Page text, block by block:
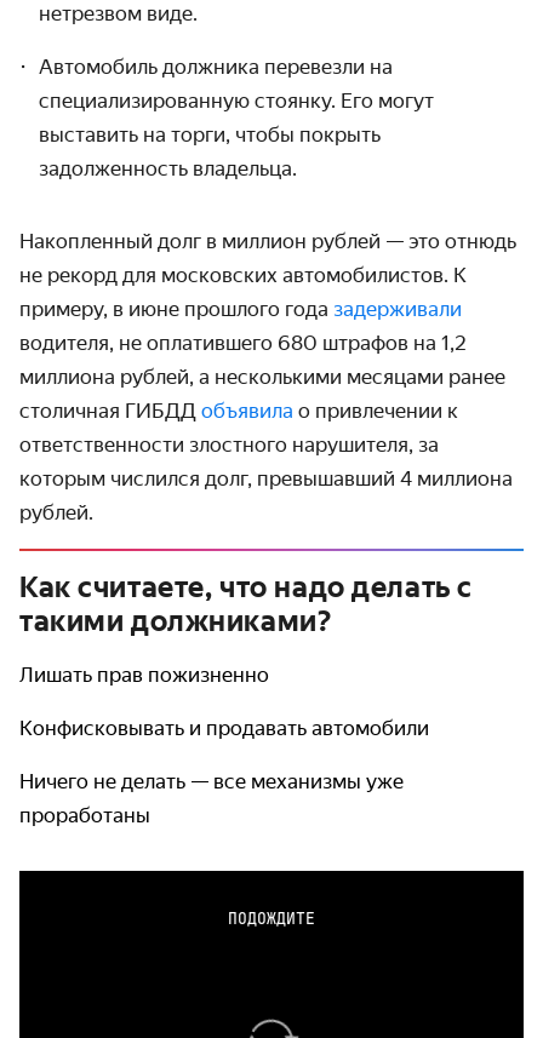
нетрезвом виде.
Автомобиль должника перевезли на
специализированную стоянку. Его могут
выставить на торги, чтобы покрыть
задолженность владельца.
Накопленный долг в миллион рублей — это отнюдь
не рекорд для московских автомобилистов. К
примеру, в июне прошлого года задерживали
водителя, не оплатившего 680 штрафов на 1,2
миллиона рублей, а несколькими месяцами ранее
столичная ГИБДД объявила о привлечении к
ответственности злостного нарушителя, за
которым числился долг, превышавший 4 миллиона
рублей.
Как считаете, что надо делать с
такими должниками?
Лишать прав пожизненно
Конфисковывать и продавать автомобили
Ничего не делать — все механизмы уже
проработаны
ПОДОЖДИТЕ